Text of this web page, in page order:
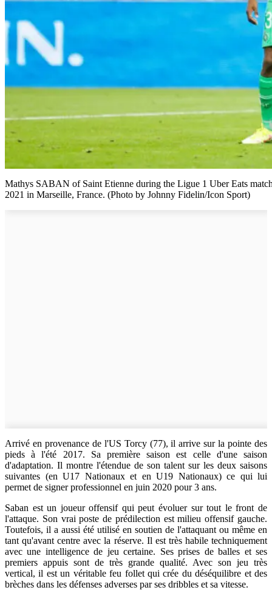
Mathys SABAN of Saint Etienne during the Ligue 1 Uber Eats
2021 in Marseille, France. (Photo by Johnny Fidelin/Icon Sport)
Arrivé en provenance de l'US Torcy (77), il arrive sur la pointe des
pieds à l'été 2017. Sa première saison est celle d'une saison
d'adaptation. Il montre l'étendue de son talent sur les deux saisons
suivantes (en U17 Nationaux et en U19 Nationaux) ce qui lui
permet de signer professionnel en juin 2020 pour 3 ans.
Saban est un joueur offensif qui peut évoluer sur tout le front de
l'attaque. Son vrai poste de prédilection est milieu offensif gauche.
Toutefois, il a aussi été utilisé en soutien de l'attaquant ou même en
tant qu'avant centre avec la réserve. Il est très habile techniquement
avec une intelligence de jeu certaine. Ses prises de balles et ses
premiers appuis sont de très grande qualité. Avec son jeu très
vertical, il est un véritable feu follet qui crée du déséquilibre et des
brèches dans les défenses adverses par ses dribbles et sa vitesse.